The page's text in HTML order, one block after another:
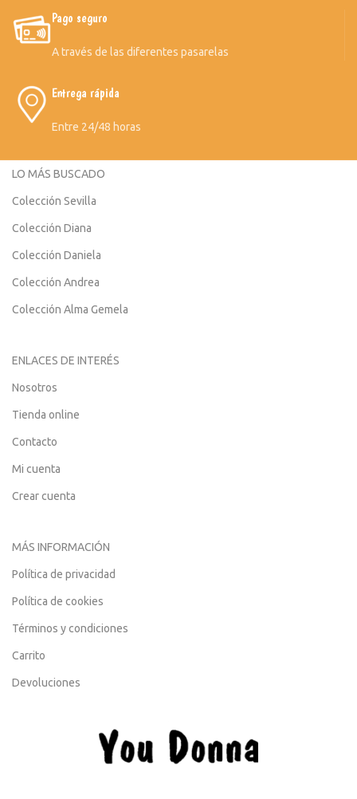
Pago seguro
A través de las diferentes pasarelas
Entrega rápida
Entre 24/48 horas
LO MÁS BUSCADO
Colección Sevilla
Colección Diana
Colección Daniela
Colección Andrea
Colección Alma Gemela
ENLACES DE INTERÉS
Nosotros
Tienda online
Contacto
Mi cuenta
Crear cuenta
MÁS INFORMACIÓN
Política de privacidad
Política de cookies
Términos y condiciones
Carrito
Devoluciones